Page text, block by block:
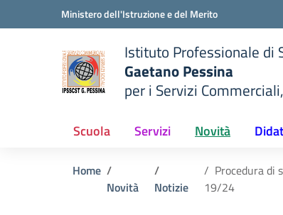
Vai ai contenuti
Vai al menu di navigazioneMinistero dell'Istruzione e del Merito
Istituto Professionale di
Gaetano Pessina
per i Servizi
Scuola Servizi Novità
Home
Novità
Notizie
Procedura di
19/24